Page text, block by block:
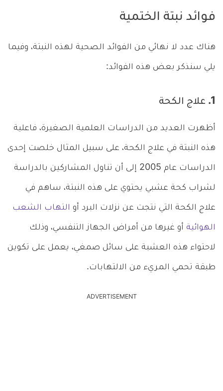
فوائد نبتة الختمية
هناك عدد لا نهائي من الفوائد الصحية لهذه النبتة، وفيما
يلي سنذكر بعض هذه الفوائد:
1. علاج الكحة
أظهرت العديد من الدراسات العلمية الصغيرة، فاعلية
هذه النبتة في علاج الكحة، على سبيل المثال خلصت إحدى
الدراسات عام 2005 إلى أن تناول المشاركين بالدراسة
لشراب كحة عشبي يحتوي على هذه النبتة، ساهم في
علاج الكحة التي نتجت عن نزلات البرد أو التهاب الشعب
الهوائية أو غيرها من أمراض الجهاز التنفسي، وذلك
لاحتواء هذه العشبة على سائل صمغي، يعمل على تكوين
طبقة تحمي المريء من الالتهابات.
ADVERTISEMENT